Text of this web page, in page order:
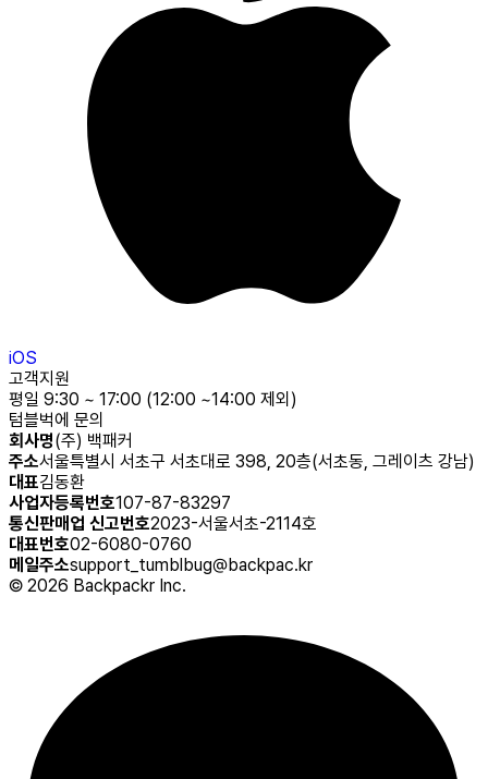
iOS
고객지원
평일 9:30 ~ 17:00 (12:00 ~14:00 제외)
텀블벅에 문의
회사명(주) 백패커
주소서울특별시 서초구 서초대로 398, 20층(서초동, 그레이츠 강남)
대표김동환
사업자등록번호107-87-83297
통신판매업 신고번호2023-서울서초-2114호
대표번호02-6080-0760
메일주소support_tumblbug@backpac.kr
© 2026 Backpackr Inc.